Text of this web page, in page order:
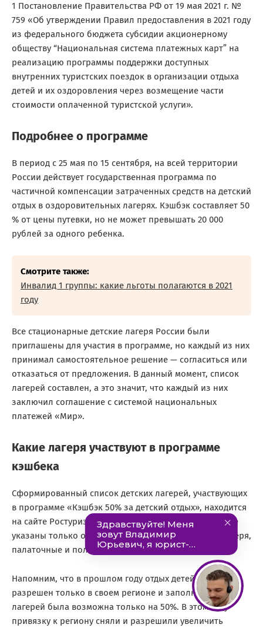
1 Постановление Правительства РФ от 19 мая 2021 г. №
759 «Об утверждении Правил предоставления в 2021 году
из федерального бюджета субсидии акционерному
обществу “Национальная система платежных карт” на
реализацию программы поддержки доступных
внутренних туристских поездок в организации отдыха
детей и их оздоровления через возмещение части
стоимости оплаченной туристской услуги».
Подробнее о программе
В период с 25 мая по 15 сентября, на всей территории
России действует государственная программа по
частичной компенсации затраченных средств на детский
отдых в оздоровительных лагерях. Кэшбэк составляет 50
% от цены путевки, но не может превышать 20 000
рублей за одного ребенка.
Смотрите также:
Инвалид 1 группы: какие льготы полагаются в 2021
году
Все стационарные детские лагеря России были
приглашены для участия в программе, но каждый из них
принимал самостоятельное решение — согласиться или
отказаться от предложения. В данный момент, список
лагерей составлен, а это значит, что каждый из них
заключил соглашение с системой национальных
платежей «Мир».
Какие лагеря участвуют в программе
кэшбека
Сформированный список детских лагерей, участвующих
в программе «Кэшбэк 50% за детский отдых», находится
на сайте Ростуризма. Стоит отметить, что на странице
указаны только оздоровительные стационарные лагеря,
палаточные и полевые в акции участие не приняли.
Напомним, что в прошлом году отдых детей был
разрешен только в своем регионе и заполняемость
лагерей была возможна только на 50%. В этом году
привязку к региону сняли и разрешили увеличить